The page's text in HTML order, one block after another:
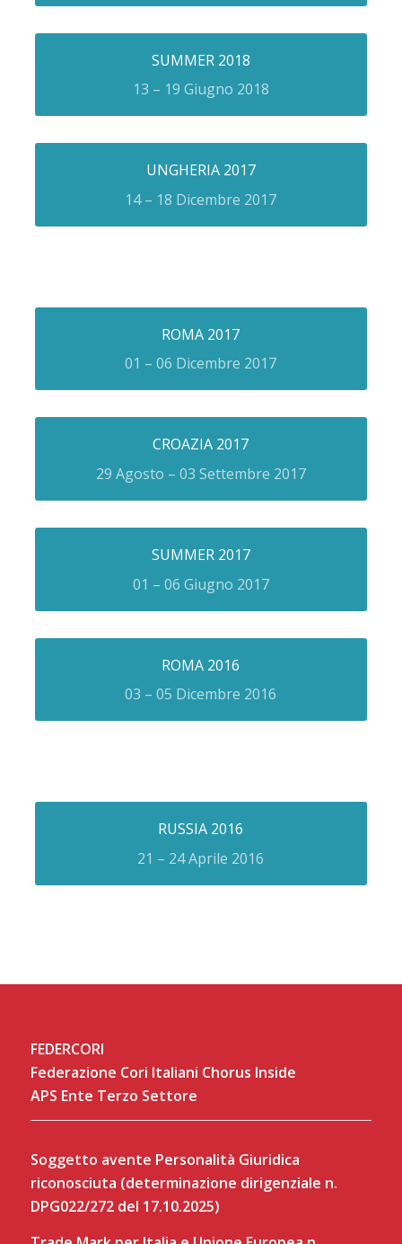
SUMMER 2018
13 – 19 Giugno 2018
UNGHERIA 2017
14 – 18 Dicembre 2017
ROMA 2017
01 – 06 Dicembre 2017
CROAZIA 2017
29 Agosto – 03 Settembre 2017
SUMMER 2017
01 – 06 Giugno 2017
ROMA 2016
03 – 05 Dicembre 2016
RUSSIA 2016
21 – 24 Aprile 2016
FEDERCORI
Federazione Cori Italiani Chorus Inside
APS Ente Terzo Settore
Soggetto avente Personalità Giuridica
riconosciuta (determinazione dirigenziale n.
DPG022/272 del 17.10.2025)